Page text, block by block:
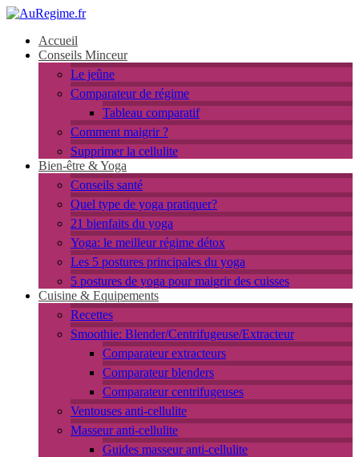
Accueil
Conseils Minceur
Le jeûne
Comparateur de régime
Tableau comparatif
Comment maigrir ?
Supprimer la cellulite
Bien-être & Yoga
Conseils santé
Quel type de yoga pratiquer?
21 bienfaits du yoga
Yoga: le meilleur régime détox
Les 5 postures principales du yoga
5 postures de yoga pour maigrir des cuisses
Cuisine & Equipements
Recettes
Smoothie: Blender/Centrifugeuse/Extracteur
Comparateur extracteurs
Comparateur blenders
Comparateur centrifugeuses
Ventouses anti-cellulite
Masseur anti-cellulite
Guides masseur anti-cellulite